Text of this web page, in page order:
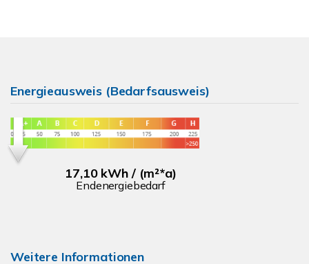
Energieausweis (Bedarfsausweis)
17,10 kWh / (m²*a)
Endenergiebedarf
Weitere Informationen